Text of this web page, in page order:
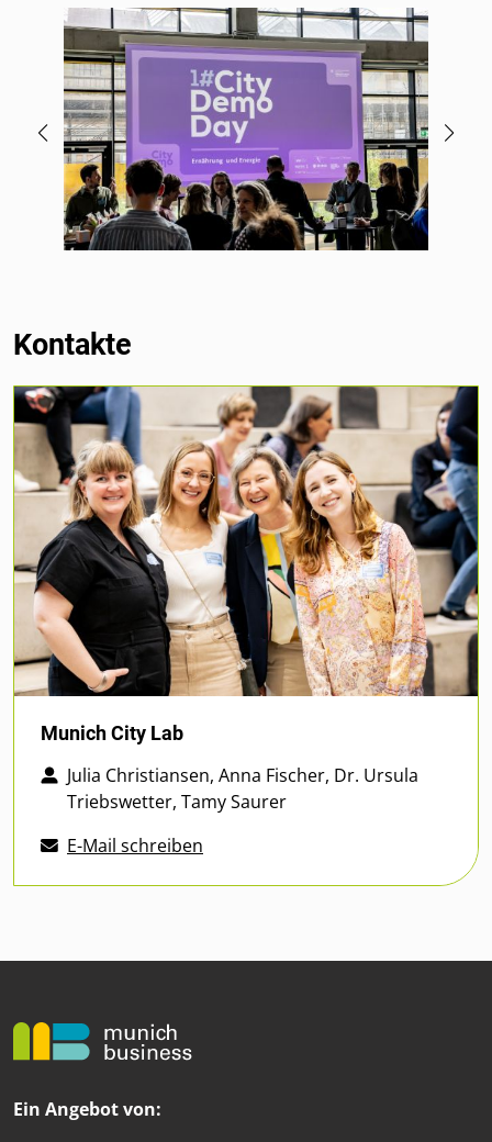
Kontakte
Munich City Lab
Julia Christiansen, Anna Fischer, Dr. Ursula
Triebswetter, Tamy Saurer
E-Mail schreiben
Ein Angebot von: